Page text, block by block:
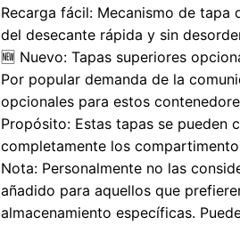
Recarga fácil: Mecanismo de tapa
del desecante rápida y sin
🆕 Nuevo: Tapas superiores
Por popular demanda de la
opcionales para estos
Propósito: Estas tapas se pueden
completamente los
Nota: Personalmente no las
añadido para aquellos que
almacenamiento específicas.